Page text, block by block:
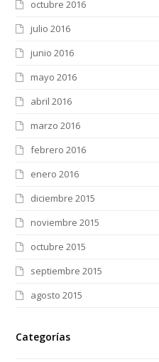
octubre 2016
julio 2016
junio 2016
mayo 2016
abril 2016
marzo 2016
febrero 2016
enero 2016
diciembre 2015
noviembre 2015
octubre 2015
septiembre 2015
agosto 2015
Categorías